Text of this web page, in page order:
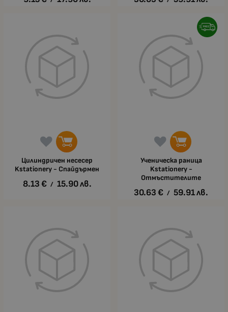
Цилиндричен несесер
Kstationery - Спайдърмен
8.13€ / 15.90лв.
Ученическа раница
Kstationery -
Отмъстителите
30.63€ / 59.91лв.